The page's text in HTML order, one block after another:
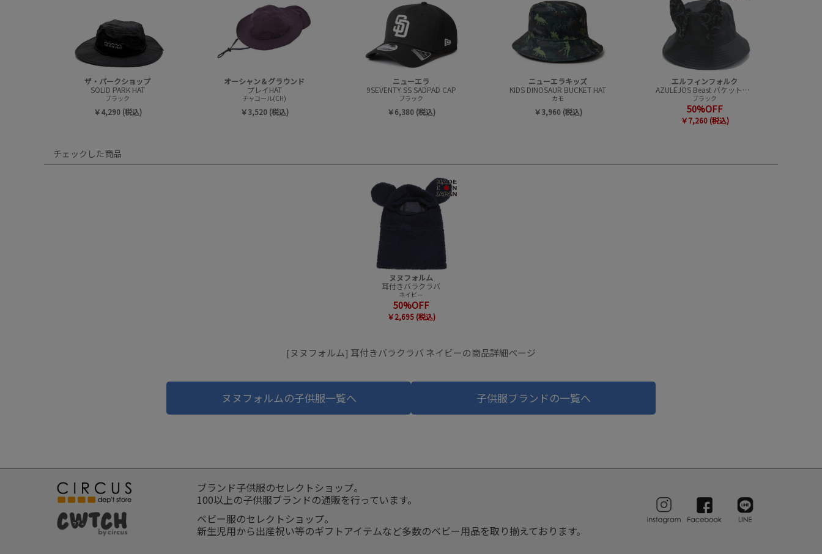
ザ・パークショップ
SOLID PARK HAT
ブラック
￥4,290 (税込)
オーシャン＆グラウンド
プレイHAT
チャコール(CH)
￥3,520 (税込)
ニューエラ
9SEVENTY SS SADPAD CAP
ブラック
￥6,380 (税込)
ニューエラキッズ
KIDS DINOSAUR BUCKET HAT
カモ
￥3,960 (税込)
エルフィンフォルク
AZULEJOS Beast バケットハット
ブラック
50%OFF
￥7,260 (税込)
チェックした商品
ヌヌフォルム
耳付きバラクラバ
ネイビー
50%OFF
￥2,695 (税込)
[ヌヌフォルム] 耳付きバラクラバ ネイビーの商品詳細ページ
ヌヌフォルムの子供服一覧へ 子供服ブランドの一覧へ
ブランド子供服のセレクトショップ。
100以上の子供服ブランドの通販を行っています。
ベビー服のセレクトショップ。
新生児用から出産祝い等のギフトアイテムなど多数のベビー用品を取り揃えております。